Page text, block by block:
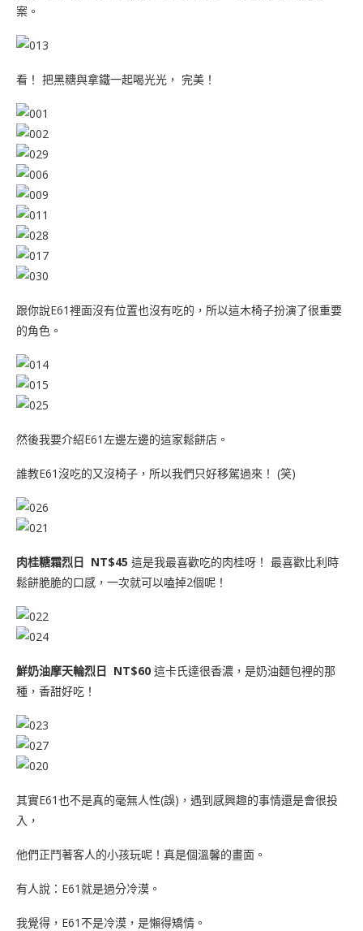
案。
看！ 把黑糖與拿鐵一起喝光光， 完美！
跟你說E61裡面沒有位置也沒有吃的，所以這木椅子扮演了很重要
的角色。
然後我要介紹E61左邊左邊的這家鬆餅店。
誰教E61沒吃的又沒椅子，所以我們只好移駕過來！ (笑)
肉桂糖霜烈日 NT$45 這是我最喜歡吃的肉桂呀！ 最喜歡比利時
鬆餅脆脆的口感，一次就可以嗑掉2個呢！
鮮奶油摩天輪烈日 NT$60 這卡氏達很香濃，是奶油麵包裡的那
種，香甜好吃！
其實E61也不是真的毫無人性(誤)，遇到感興趣的事情還是會很投
入，
他們正鬥著客人的小孩玩呢！真是個溫馨的畫面。
有人說：E61就是過分冷漠。
我覺得，E61不是冷漠，是懶得矯情。